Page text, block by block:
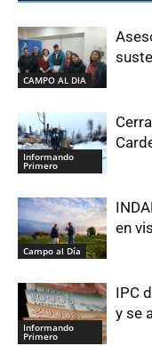
CAMPO AL DIA
Informando
Primero
Campo al Día
en
Informando
Primero
IPC
y se